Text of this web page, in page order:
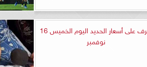
تعرف على أسعار الحديد اليوم الخميس 16
نوفمبر